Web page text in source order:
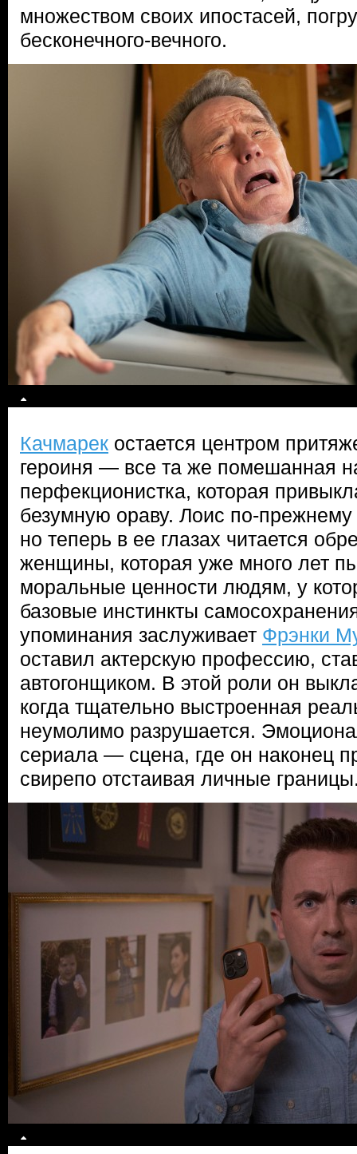
множеством своих ипостасей,
бесконечного-вечного.
Качмарек остается центром
героиня — все та же помешанная
перфекционистка, которая
безумную ораву. Лоис по-
но теперь в ее глазах читается
женщины, которая уже много лет
моральные ценности людям, у
базовые инстинкты
упоминания заслуживает Фрэнки
оставил актерскую профессию,
автогонщиком. В этой роли он
когда тщательно выстроенная
неумолимо разрушается.
сериала — сцена, где он наконец
свирепо отстаивая личные